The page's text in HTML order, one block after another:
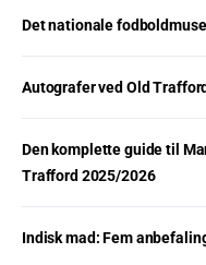
Det nationale
Autografer ved Old
Den komplette guide til
Trafford 2025/2026
Indisk mad: Fem